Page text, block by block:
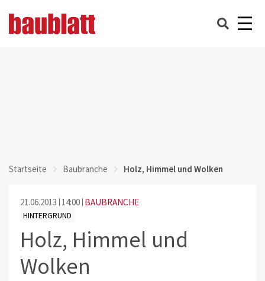
Startseite Baubranche Holz, Himmel und Wolken
21.06.2013 14:00 BAUBRANCHE
HINTERGRUND
Holz, Himmel und
Wolken